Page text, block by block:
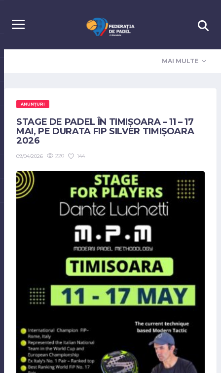
MAI MULTE
ANUNȚURI
STAGE DE PADEL ÎN TIMIȘOARA – 11 – 17
MAI, PE DURATA FIP SILVER TIMIȘOARA
2026
09/04/2026 220 144